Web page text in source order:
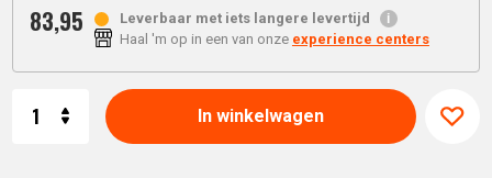
83,95
Leverbaar met iets langere levertijd
Haal 'm op in een van onze experience centers
In winkelwagen